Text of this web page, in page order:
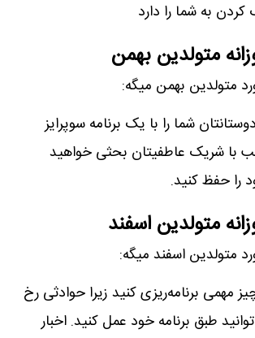
به شما را دارد
متولدین بهمن
متولدین بهمن میگه:
شما را با یک برنامه سوپرایز
با شریک عاطفیتان بحثی خواهید
را حفظ کنید.
متولدین اسفند
متولدین اسفند میگه:
مهمی برنامه‌ریزی کنید زیرا حوادثی رخ
طبق برنامه خود عمل کنید. اخبار